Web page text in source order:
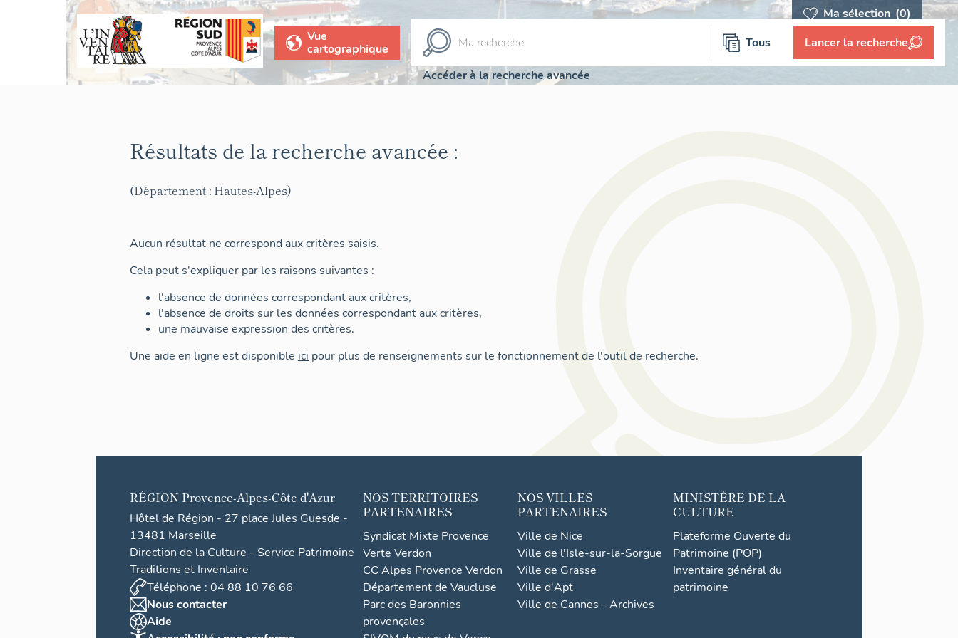
Ma sélection (0)
Vue
cartographique
Tous Lancer la recherche
Accéder à la recherche avancée
Résultats de la recherche avancée :
(Département : Hautes-Alpes)
Aucun résultat ne correspond aux critères saisis.
Cela peut s'expliquer par les raisons suivantes :
l'absence de données correspondant aux critères,
l'absence de droits sur les données correspondant aux critères,
une mauvaise expression des critères.
Une aide en ligne est disponible ici pour plus de renseignements sur le fonctionnement de l'outil de recherche.
RÉGION Provence-Alpes-Côte d'Azur
Hôtel de Région - 27 place Jules Guesde -
13481 Marseille
Direction de la Culture - Service Patrimoine
Traditions et Inventaire
Téléphone : 04 88 10 76 66
Nous contacter
Aide
NOS TERRITOIRES
PARTENAIRES
Syndicat Mixte Provence
Verte Verdon
CC Alpes Provence Verdon
Département de Vaucluse
Parc des Baronnies
provençales
NOS VILLES
PARTENAIRES
Ville de Nice
Ville de l'Isle-sur-la-Sorgue
Ville de Grasse
Ville d'Apt
Ville de Cannes - Archives
MINISTÈRE DE LA
CULTURE
Plateforme Ouverte du
Patrimoine (POP)
Inventaire général du
patrimoine